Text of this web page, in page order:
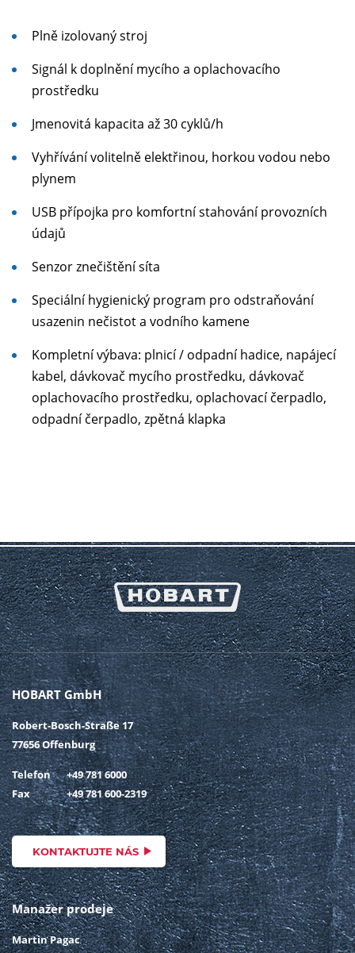
Plně izolovaný stroj
Signál k doplnění mycího a oplachovacího
prostředku
Jmenovitá kapacita až 30 cyklů/h
Vyhřívání volitelně elektřinou, horkou vodou nebo
plynem
USB přípojka pro komfortní stahování provozních
údajů
Senzor znečištění síta
Speciální hygienický program pro odstraňování
usazenin nečistot a vodního kamene
Kompletní výbava: plnicí / odpadní hadice, napájecí
kabel, dávkovač mycího prostředku, dávkovač
oplachovacího prostředku, oplachovací čerpadlo,
odpadní čerpadlo, zpětná klapka
HOBART GmbH
Robert-Bosch-Straße 17
77656 Offenburg
Telefon
+49 781 6000
Fax
+49 781 600-2319
KONTAKTUJTE NÁS
Manažer prodeje
Martin Pagac